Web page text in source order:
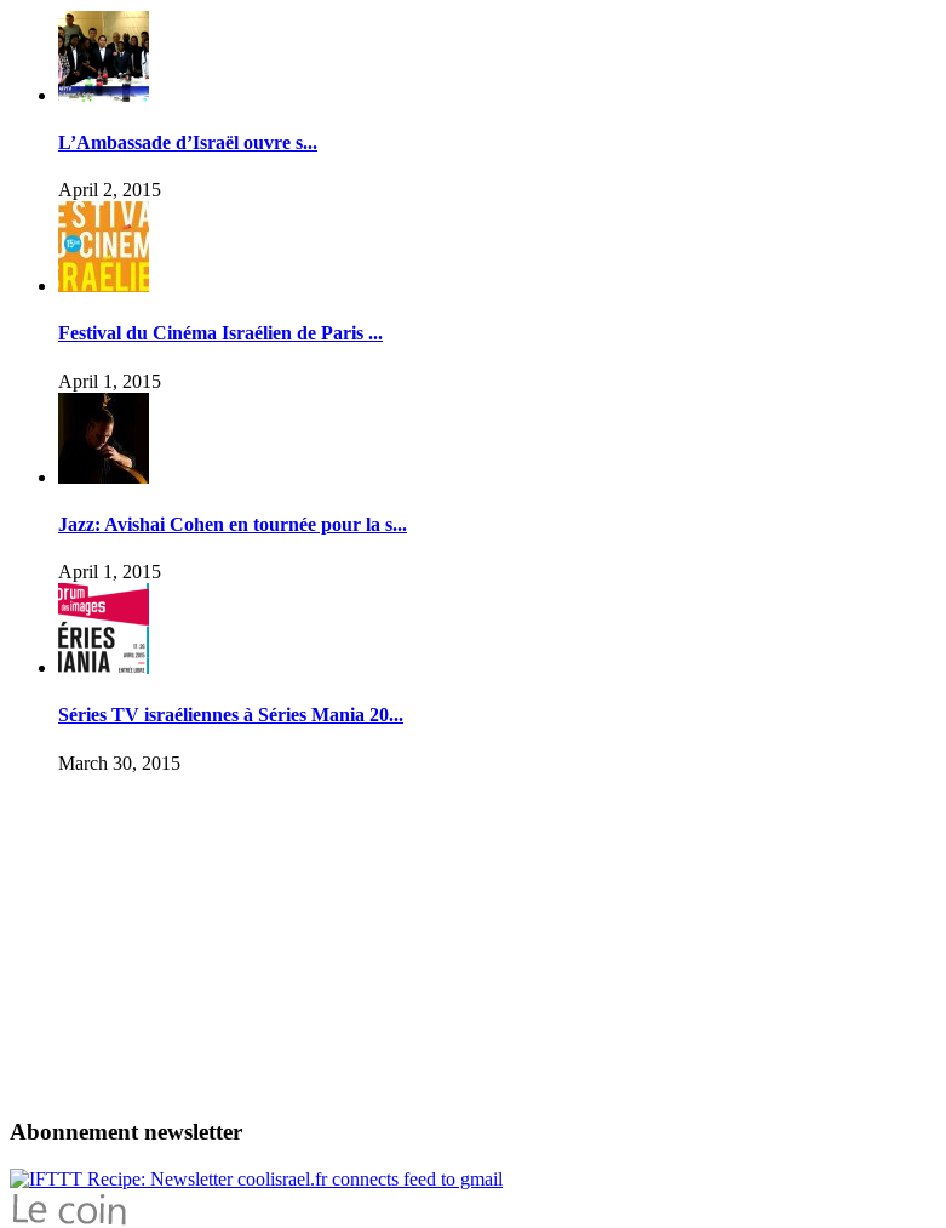
L’Ambassade d’Israël ouvre s...
April 2, 2015
Festival du Cinéma Israélien de Paris ...
April 1, 2015
Jazz: Avishai Cohen en tournée pour la s...
April 1, 2015
Séries TV israéliennes à Séries Mania 20...
March 30, 2015
Abonnement newsletter